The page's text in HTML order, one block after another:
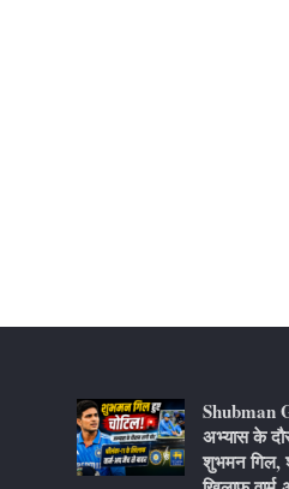
Shubman
अभ्यास के
शुभमन गिल,